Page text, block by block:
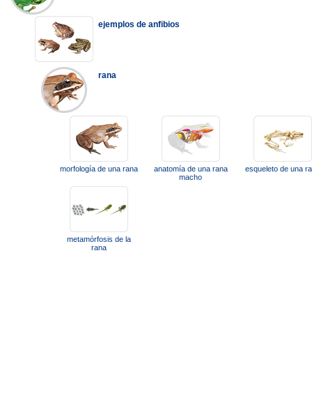
ejemplos de anfibios
rana
morfología de una rana
anatomía de una rana
macho
esqueleto de una
metamórfosis de la
rana